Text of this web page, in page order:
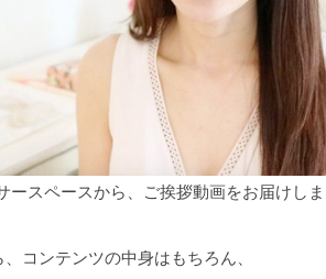
ースペースから、ご挨拶動画をお届けし
コンテンツの中身はもちろん、